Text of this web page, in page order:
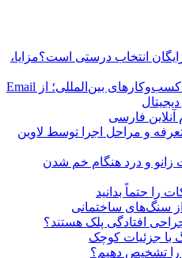
انتخاب درستی است؟مزایا،
راهنمای انتخاب VPS برای کسب‌وکارهای بین‌المللی؛ از Email
فارسی
و مراحل اجرا توسط لاوین
زانو و درد هنگام خم شدن
را حتماً بدانید
سنگ‌های ساختمانی
افتادگی پلک هستند؟
با جزئیات کوچک
را تشخیص دهیم؟